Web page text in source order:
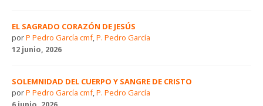
EL SAGRADO CORAZÓN DE JESÚS
porP Pedro García cmf,P. Pedro García
12 junio, 2026
SOLEMNIDAD DEL CUERPO Y SANGRE DE CRISTO
porP Pedro García cmf,P. Pedro García